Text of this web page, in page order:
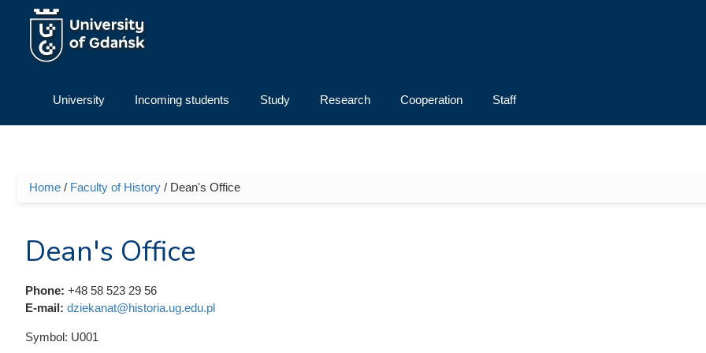
Skip to main content
University Incoming students Study Research Cooperation Staff
You are here
Home / Faculty of History / Dean's Office
Dean's Office
Phone: +48 58 523 29 56
E-mail: dziekanat@historia.ug.edu.pl
Symbol: U001